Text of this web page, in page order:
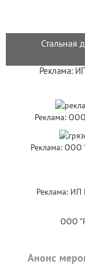
Стальная
Реклама:
Реклама:
Реклама: ООО
Реклама:
ООО
Анонс